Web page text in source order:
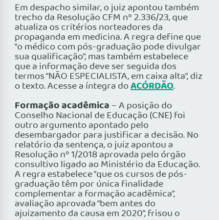
Em despacho similar, o juiz apontou também
trecho da Resolução CFM nº 2.336/23, que
atualiza os critérios norteadores da
propaganda em medicina. A regra define que
“o médico com pós-graduação pode divulgar
sua qualificação”, mas também estabelece
que a informação deve ser seguida dos
termos “NÃO ESPECIALISTA, em caixa alta”, diz
o texto. Acesse a íntegra doACÓRDÃO.
Formação acadêmica – A posição do
Conselho Nacional de Educação (CNE) foi
outro argumento apontado pelo
desembargador para justificar a decisão. No
relatório da sentença, o juiz apontou a
Resolução nº 1/2018 aprovada pelo órgão
consultivo ligado ao Ministério da Educação.
A regra estabelece “que os cursos de pós-
graduação têm por única finalidade
complementar a formação acadêmica”,
avaliação aprovada “bem antes do
ajuizamento da causa em 2020”, frisou o